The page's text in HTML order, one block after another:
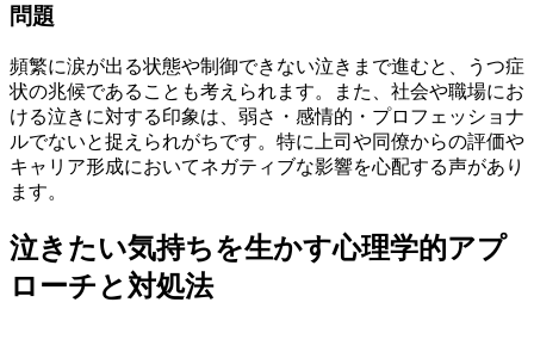
問題
頻繁に涙が出る状態や制御できない泣きまで進むと、うつ症
状の兆候であることも考えられます。また、社会や職場にお
ける泣きに対する印象は、弱さ・感情的・プロフェッショナ
ルでないと捉えられがちです。特に上司や同僚からの評価や
キャリア形成においてネガティブな影響を心配する声があり
ます。
泣きたい気持ちを生かす心理学的アプ
ローチと対処法